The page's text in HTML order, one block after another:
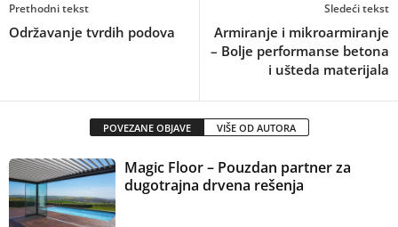
Prethodni tekst
Održavanje tvrdih podova
Sledeći tekst
Armiranje i mikroarmiranje
– Bolje performanse betona
i ušteda materijala
POVEZANE OBJAVE VIŠE OD AUTORA
Magic Floor – Pouzdan partner za
dugotrajna drvena rešenja